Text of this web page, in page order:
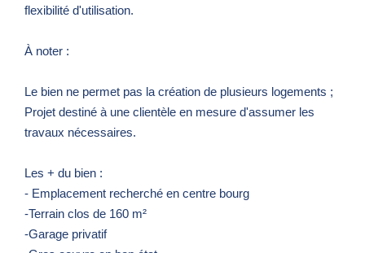
flexibilité d'utilisation.
À noter :
Le bien ne permet pas la création de plusieurs logements ;
Projet destiné à une clientèle en mesure d'assumer les
travaux nécessaires.
Les + du bien :
- Emplacement recherché en centre bourg
-Terrain clos de 160 m²
-Garage privatif